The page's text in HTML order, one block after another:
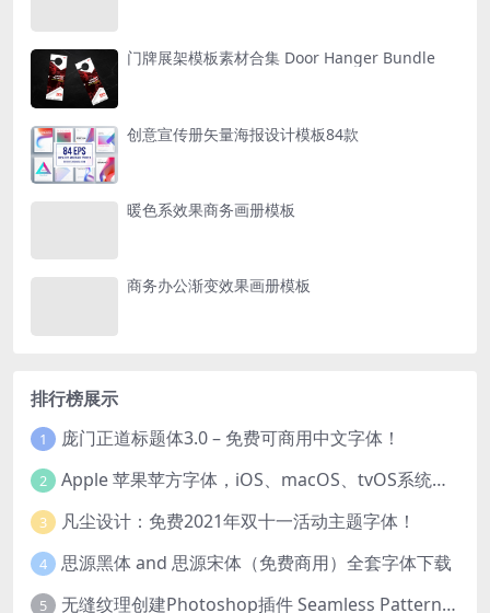
门牌展架模板素材合集 Door Hanger Bundle
创意宣传册矢量海报设计模板84款
暖色系效果商务画册模板
商务办公渐变效果画册模板
排行榜展示
1 庞门正道标题体3.0 – 免费可商用中文字体！
2 Apple 苹果苹方字体，iOS、macOS、tvOS系统默认字体
3 凡尘设计：免费2021年双十一活动主题字体！
4 思源黑体 and 思源宋体（免费商用）全套字体下载
5 无缝纹理创建Photoshop插件 Seamless Pattern Creation Kit